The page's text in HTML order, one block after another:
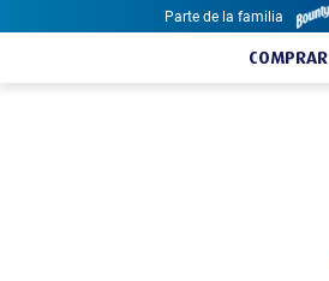
Parte de la familia
COMPRAR